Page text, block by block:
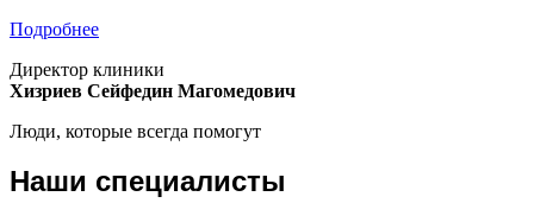
Подробнее
Директор клиники
Хизриев Сейфедин Магомедович
Люди, которые всегда помогут
Наши специалисты